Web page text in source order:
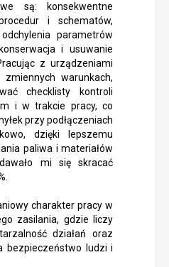
są: konsekwentne
i schematów,
parametrów
i usuwanie
z urządzeniami
warunkach,
checklisty kontroli
i w trakcie pracy, co
przy podłączeniach
dzięki lepszemu
paliwa i materiałów
mi się skracać
charakter pracy w
zasilania, gdzie liczy
działań oraz
bezpieczeństwo ludzi i